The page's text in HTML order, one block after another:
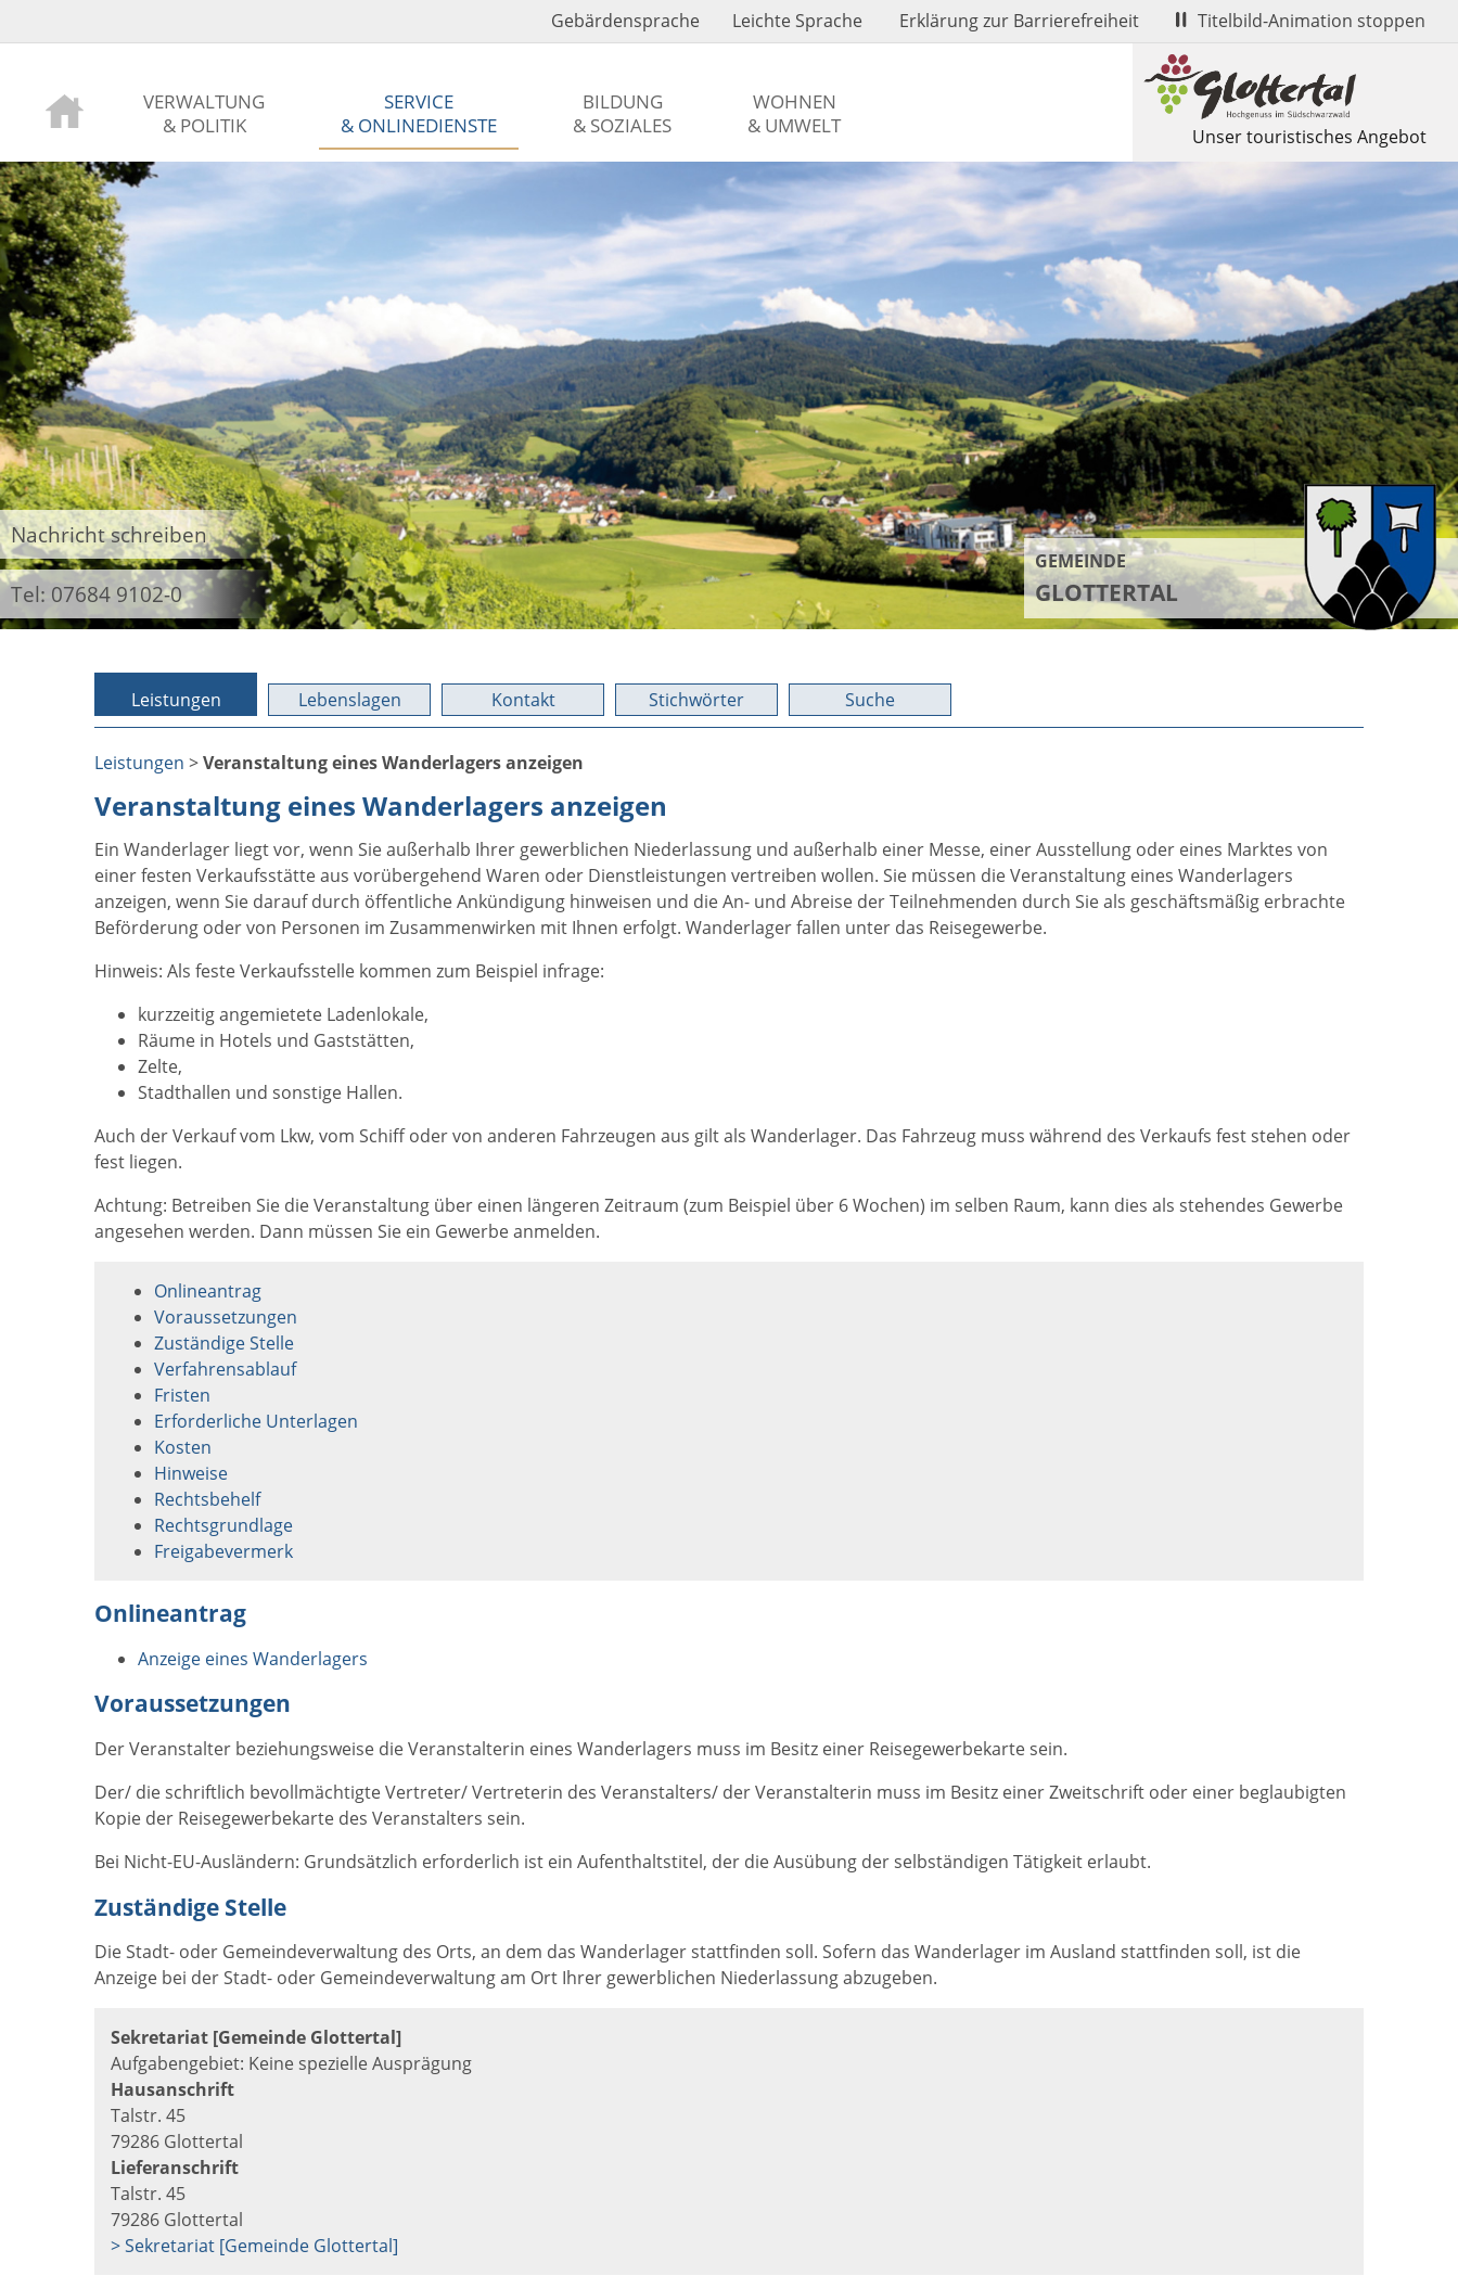
Gebärdensprache Leichte Sprache Erklärung zur Barrierefreiheit Titelbild-Animation stoppen
VERWALTUNG
& POLITIK
SERVICE
& ONLINEDIENSTE
BILDUNG
& SOZIALES
WOHNEN
& UMWELT
Unser touristisches Angebot
Nachricht schreiben
Tel: 07684 9102-0
GEMEINDE
GLOTTERTAL
Leistungen Lebenslagen Kontakt Stichwörter Suche
Leistungen >Veranstaltung eines Wanderlagers anzeigen
Veranstaltung eines Wanderlagers anzeigen
Ein Wanderlager liegt vor, wenn Sie außerhalb Ihrer gewerblichen Niederlassung und außerhalb einer Messe, einer Ausstellung oder eines Marktes von
einer festen Verkaufsstätte aus vorübergehend Waren oder Dienstleistungen vertreiben wollen. Sie müssen die Veranstaltung eines Wanderlagers
anzeigen, wenn Sie darauf durch öffentliche Ankündigung hinweisen und die An- und Abreise der Teilnehmenden durch Sie als geschäftsmäßig erbrachte
Beförderung oder von Personen im Zusammenwirken mit Ihnen erfolgt. Wanderlager fallen unter das Reisegewerbe.
Hinweis: Als feste Verkaufsstelle kommen zum Beispiel infrage:
kurzzeitig angemietete Ladenlokale,
Räume in Hotels und Gaststätten,
Zelte,
Stadthallen und sonstige Hallen.
Auch der Verkauf vom Lkw, vom Schiff oder von anderen Fahrzeugen aus gilt als Wanderlager. Das Fahrzeug muss während des Verkaufs fest stehen oder
fest liegen.
Achtung: Betreiben Sie die Veranstaltung über einen längeren Zeitraum (zum Beispiel über 6 Wochen) im selben Raum, kann dies als stehendes Gewerbe
angesehen werden. Dann müssen Sie ein Gewerbe anmelden.
Onlineantrag
Voraussetzungen
Zuständige Stelle
Verfahrensablauf
Fristen
Erforderliche Unterlagen
Kosten
Hinweise
Rechtsbehelf
Rechtsgrundlage
Freigabevermerk
Onlineantrag
Anzeige eines Wanderlagers
Voraussetzungen
Der Veranstalter beziehungsweise die Veranstalterin eines Wanderlagers muss im Besitz einer Reisegewerbekarte sein.
Der/ die schriftlich bevollmächtigte Vertreter/ Vertreterin des Veranstalters/ der Veranstalterin muss im Besitz einer Zweitschrift oder einer beglaubigten
Kopie der Reisegewerbekarte des Veranstalters sein.
Bei Nicht-EU-Ausländern: Grundsätzlich erforderlich ist ein Aufenthaltstitel, der die Ausübung der selbständigen Tätigkeit erlaubt.
Zuständige Stelle
Die Stadt- oder Gemeindeverwaltung des Orts, an dem das Wanderlager stattfinden soll. Sofern das Wanderlager im Ausland stattfinden soll, ist die
Anzeige bei der Stadt- oder Gemeindeverwaltung am Ort Ihrer gewerblichen Niederlassung abzugeben.
Sekretariat [Gemeinde Glottertal]
Aufgabengebiet: Keine spezielle Ausprägung
Hausanschrift
Talstr. 45
79286 Glottertal
Lieferanschrift
Talstr. 45
79286 Glottertal
> Sekretariat [Gemeinde Glottertal]